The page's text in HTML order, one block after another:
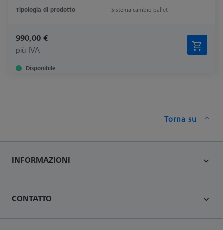
Tipologia di prodotto Sistema cambio pallet
990,00 €
più IVA
Disponibile
Torna su
INFORMAZIONI
CONTATTO